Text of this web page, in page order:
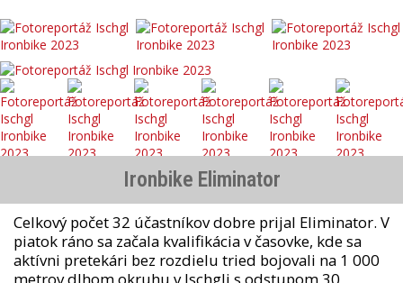
Ironbike Eliminator
Celkový počet 32 účastníkov dobre prijal Eliminator. V
piatok ráno sa začala kvalifikácia v časovke, kde sa
aktívni pretekári bez rozdielu tried bojovali na 1 000